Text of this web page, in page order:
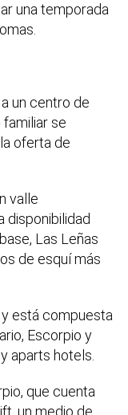
una temporada
un centro de
se
oferta de
valle
disponibilidad
Las Leñas
de esquí más
está compuesta
Escorpio y
aparts hotels.
que cuenta
un medio de